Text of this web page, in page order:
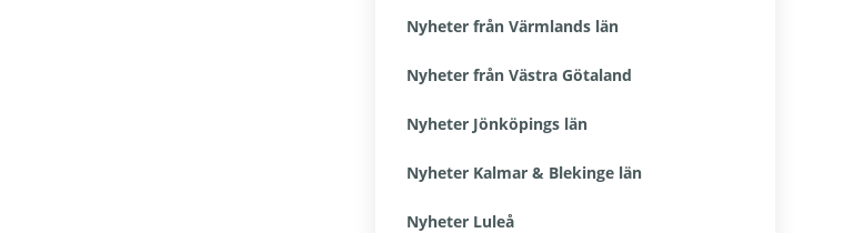
Nyheter från Värmlands län
Nyheter från Västra Götaland
Nyheter Jönköpings län
Nyheter Kalmar & Blekinge län
Nyheter Luleå